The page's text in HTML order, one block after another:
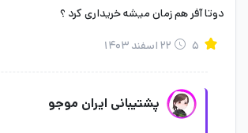
دریافت کنید میتوانید باخرید سی پی
آزاد و جوایز آن را دریافت کنید.
خریداری کنید.
دوتا آفر هم زمان میشه خریداری کرد ؟
۲۲ اسفند ۱۴۰۳
پشتیبانی ایران موجو